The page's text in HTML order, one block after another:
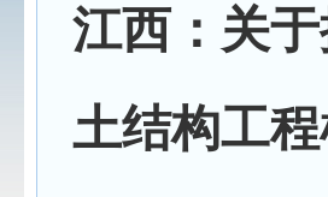
江西：关
土结构工